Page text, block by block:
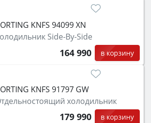
KNFS 94099 XN
Side-By-Side
164 990 в корзину
KNFS 91797 GW
холодильник
179 990 в корзину